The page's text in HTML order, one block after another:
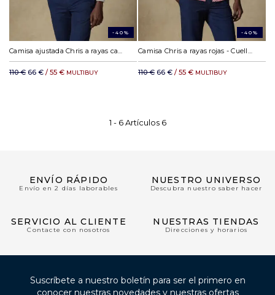
-40%
Camisa ajustada Chris a rayas caqui - Cuello abotonada
110 € 66 € / 55 € MULTIBUY
-40%
Camisa Chris a rayas rojas - Cuello abotonada
110 € 66 € / 55 € MULTIBUY
1 - 6Artículos 6
ENVÍO RÁPIDO
Envío en 2 días laborables
NUESTRO UNIVERSO
Descubra nuestro saber hacer
SERVICIO AL CLIENTE
Contacte con nosotros
NUESTRAS TIENDAS
Direcciones y horarios
Suscríbete a nuestro boletín para ser el primero en
conocer nuestras novedades y nuestras ofertas